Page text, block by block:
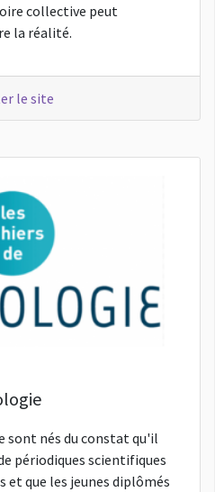
collective peut
la réalité.
le site
sont nés du constat qu'il
périodiques scientifiques
et que les jeunes diplômés